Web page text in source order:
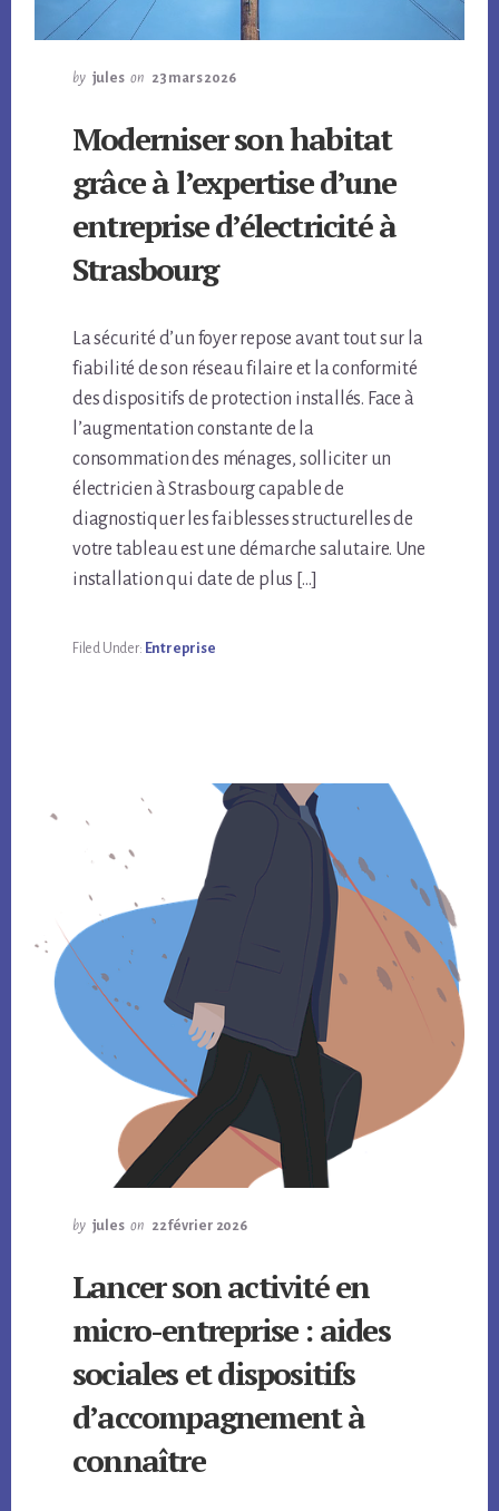
by jules on 23 mars 2026
Moderniser son habitat
grâce à l’expertise d’une
entreprise d’électricité à
Strasbourg
La sécurité d’un foyer repose avant tout sur la
fiabilité de son réseau filaire et la conformité
des dispositifs de protection installés. Face à
l’augmentation constante de la
consommation des ménages, solliciter un
électricien à Strasbourg capable de
diagnostiquer les faiblesses structurelles de
votre tableau est une démarche salutaire. Une
installation qui date de plus […]
Filed Under: Entreprise
by jules on 22 février 2026
Lancer son activité en
micro-entreprise : aides
sociales et dispositifs
d’accompagnement à
connaître